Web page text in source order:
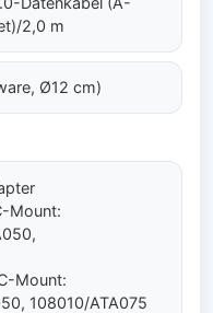
2,0 m
Ø12 cm)
Mount:
Mount:
108010/ATA075